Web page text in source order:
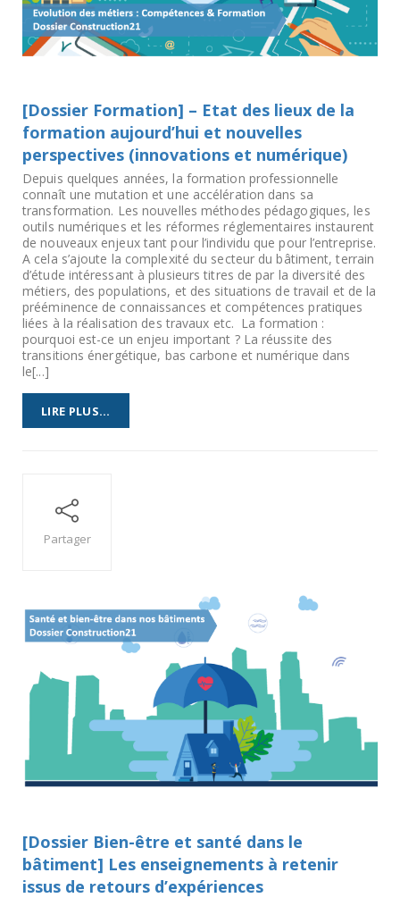
[Dossier Formation] – Etat des lieux de la
formation aujourd’hui et nouvelles
perspectives (innovations et numérique)
Depuis quelques années, la formation professionnelle
connaît une mutation et une accélération dans sa
transformation. Les nouvelles méthodes pédagogiques, les
outils numériques et les réformes réglementaires instaurent
de nouveaux enjeux tant pour l’individu que pour l’entreprise.
A cela s’ajoute la complexité du secteur du bâtiment, terrain
d’étude intéressant à plusieurs titres de par la diversité des
métiers, des populations, et des situations de travail et de la
prééminence de connaissances et compétences pratiques
liées à la réalisation des travaux etc. La formation :
pourquoi est-ce un enjeu important ? La réussite des
transitions énergétique, bas carbone et numérique dans
le[...]
LIRE PLUS...
Partager
[Dossier Bien-être et santé dans le
bâtiment] Les enseignements à retenir
issus de retours d’expériences